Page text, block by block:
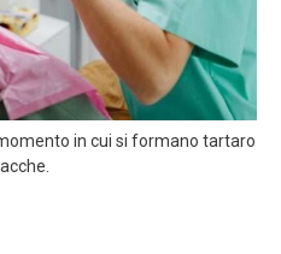
in cui si formano tartaro